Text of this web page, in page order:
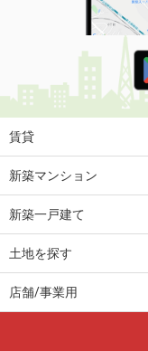
賃貸
新築マンション
新築一戸建て
土地を探す
店舗/事業用